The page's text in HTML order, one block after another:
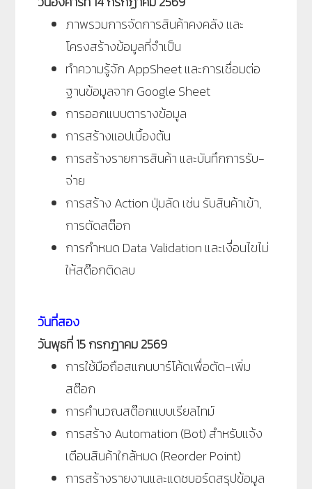
ภาพรวมการจัดการสินค้าคงคลัง และ
โครงสร้างข้อมูลที่จำเป็น
ทำความรู้จัก AppSheet และการเชื่อมต่อ
ฐานข้อมูลจาก Google Sheet
การออกแบบตารางข้อมูล
การสร้างแอปเบื้องต้น
การสร้างรายการสินค้า และบันทึกการรับ-
จ่าย
การสร้าง Action ปุ่มลัด เช่น รับสินค้าเข้า,
การตัดสต๊อก
การกำหนด Data Validation และเงื่อนไขไม่
ให้สต๊อกติดลบ
วันที่สอง
วันพุธที่ 15 กรกฎาคม 2569
การใช้มือถือสแกนบาร์โค้ดเพื่อตัด-เพิ่ม
สต๊อก
การคำนวณสต๊อกแบบเรียลไทม์
การสร้าง Automation (Bot) สำหรับแจ้ง
เตือนสินค้าใกล้หมด (Reorder Point)
การสร้างรายงานและแดชบอร์ดสรุปข้อมูล